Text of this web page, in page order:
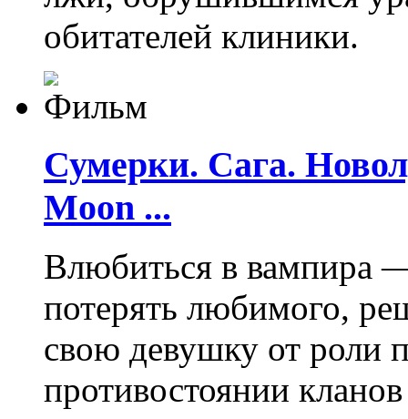
обитателей клиники.
Сумерки. Сага.
Moon ...
Влюбиться в вампира
потерять любимого,
свою девушку от роли
противостоянии